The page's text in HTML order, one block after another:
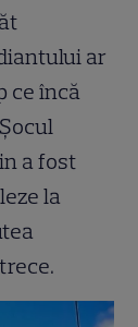
ar
ce încă
a fost
la